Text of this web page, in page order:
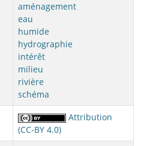
aménagement
eau
humide
hydrographie
intérêt
milieu
rivière
schéma
Attribution
(CC-BY 4.0)